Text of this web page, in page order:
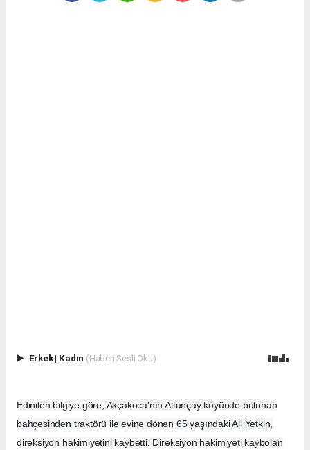
Erkek| Kadın (Haberi Sesli Oku)
Edinilen bilgiye göre, Akçakoca'nın Altunçay köyünde bulunan
bahçesinden traktörü ile evine dönen 65 yaşındaki Ali Yetkin,
direksiyon hakimiyetini kaybetti. Direksiyon hakimiyeti kaybolan